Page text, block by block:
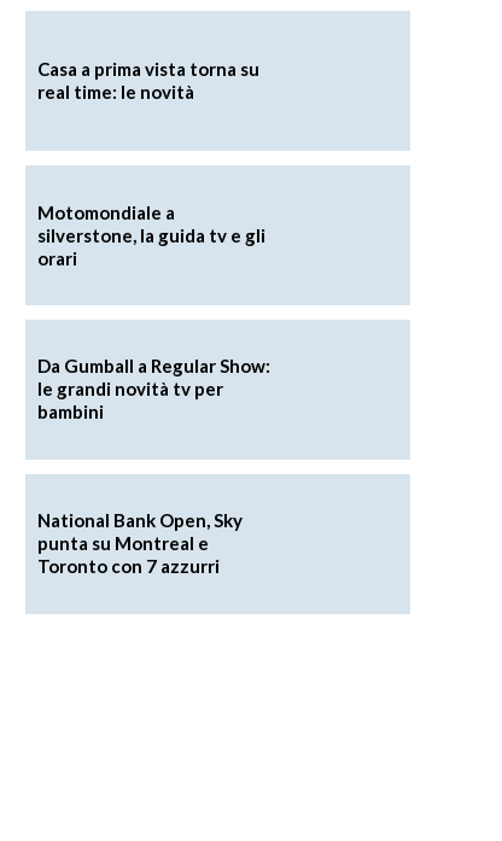
Casa a prima vista torna su
real time: le novità
Motomondiale a
silverstone, la guida tv e gli
orari
Da Gumball a Regular Show:
le grandi novità tv per
bambini
National Bank Open, Sky
punta su Montreal e
Toronto con 7 azzurri